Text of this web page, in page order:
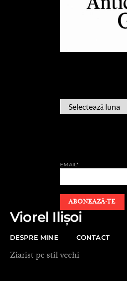
EMAIL*
Viorel Ilișoi
DESPRE MINE CONTACT
Ziarist pe stil vechi